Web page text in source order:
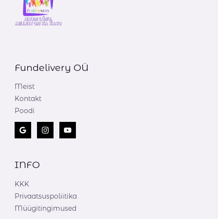
Fundelivery OÜ
Meist
Kontakt
Poodi
INFO
KKK
Privaatsuspoliitika
Müügitingimused